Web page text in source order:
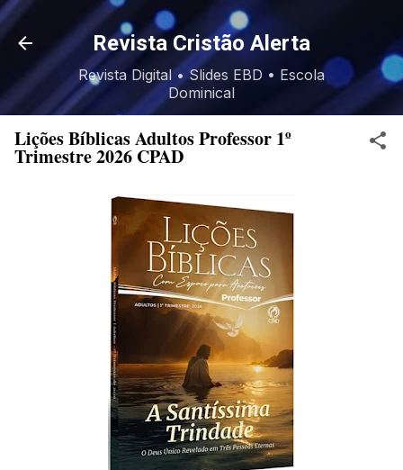
Pular para o conteúdo principal
Revista Cristão Alerta
Revista Digital • Slides EBD • Escola
Dominical
Lições Bíblicas Adultos Professor 1º
Trimestre 2026 CPAD